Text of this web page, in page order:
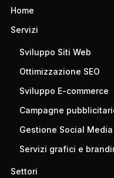
Home
Servizi
Sviluppo Siti Web
Ottimizzazione SEO
Sviluppo E-commerce
Campagne
Gestione Social Media
Servizi grafici e
Settori